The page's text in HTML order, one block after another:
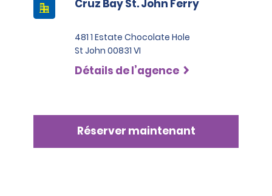
Cruz Bay St. John Ferry
481 1 Estate Chocolate Hole
St John 00831 VI
Détails de l’agence
Réserver maintenant